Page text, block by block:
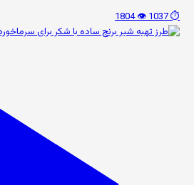
⏱️ 1037
👁️ 1804